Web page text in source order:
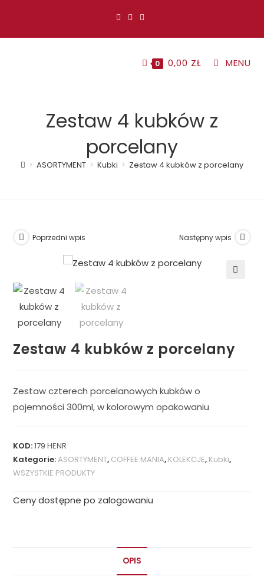
0 0,00 ZŁ MENU
Zestaw 4 kubków z
porcelany
> ASORTYMENT > Kubki > Zestaw 4 kubków z porcelany
Poprzedni wpis Następny wpis
Zestaw 4 kubków z porcelany
Zestaw czterech porcelanowych kubków o
pojemności 300ml, w kolorowym opakowaniu
KOD:179 HENR
Kategorie:ASORTYMENT, COFFEE MANIA, KOLEKCJE, Kubki,
WSZYSTKIE PRODUKTY
Ceny dostępne po zalogowaniu
OPIS